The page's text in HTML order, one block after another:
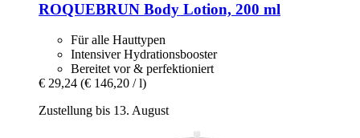
ROQUEBRUN Body Lotion, 200 ml
Für alle Hauttypen
Intensiver Hydrationsbooster
Bereitet vor & perfektioniert
€ 29,24 (€ 146,20 / l)
Zustellung bis 13. August